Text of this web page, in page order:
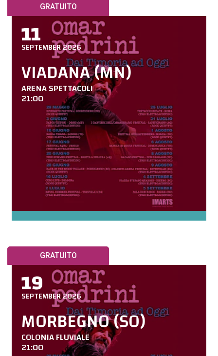
GRATUITO
11
SEPTEMBER 2026
VIADANA (MN)
ARENA SPETTACOLI
21:00
GRATUITO
19
SEPTEMBER 2026
MORBEGNO (SO)
COLONIA FLUVIALE
21:00